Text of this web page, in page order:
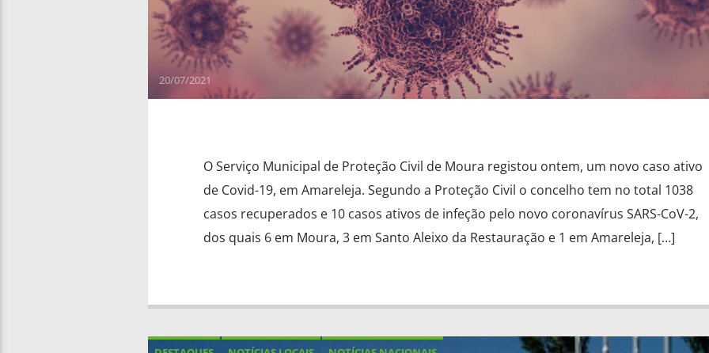
20/07/2021
O Serviço Municipal de Proteção Civil de Moura registou ontem, um novo caso ativo
de Covid-19, em Amareleja. Segundo a Proteção Civil o concelho tem no total 1038
casos recuperados e 10 casos ativos de infeção pelo novo coronavírus SARS-CoV-2,
dos quais 6 em Moura, 3 em Santo Aleixo da Restauração e 1 em Amareleja, […]